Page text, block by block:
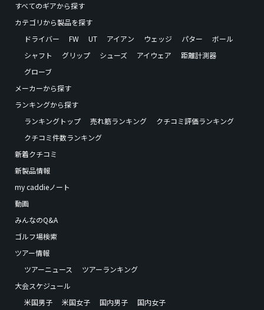
すべてのギアから探す
カテゴリから製品を探す
ドライバー
FW UT アイアン ウェッジ パター
ボール
シャフト
グリップ シューズ アイウェア
距離計測器
グローブ
メーカーから探す
ランキングから探す
ランキングトップ
売れ筋ランキング
クチコミ評価ランキング
クチコミ件数ランキング
新着クチコミ
新製品情報
my caddieノート
動画
みんなのQ&A
ゴルフ場検索
ツアー情報
ツアーニュース
ツアーランキング
大会スケジュール
米国男子
米国女子 国内男子
国内女子